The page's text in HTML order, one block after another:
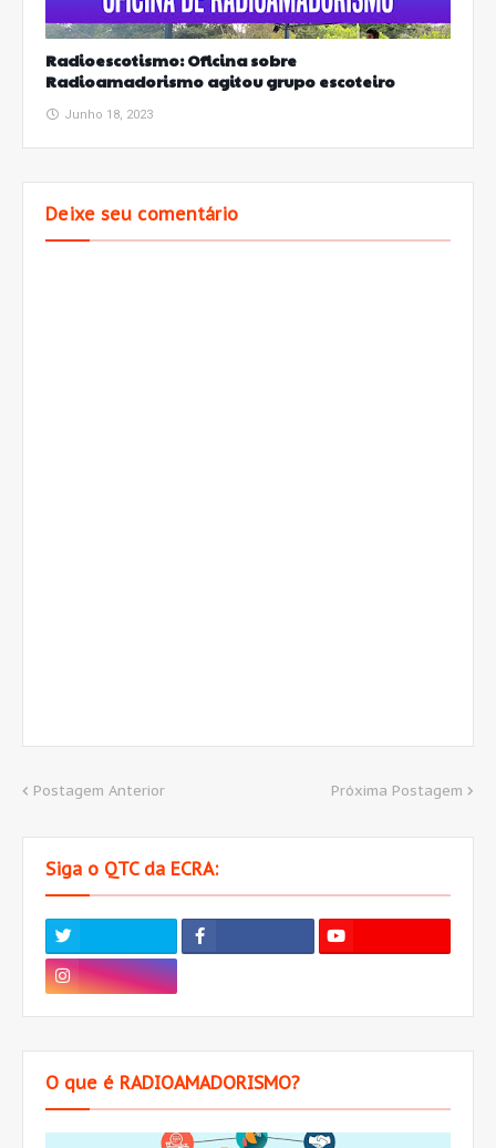
Radioescotismo: Oficina sobre
Radioamadorismo agitou grupo escoteiro
Junho 18, 2023
Deixe seu comentário
Postagem Anterior Próxima Postagem
Siga o QTC da ECRA:
O que é RADIOAMADORISMO?